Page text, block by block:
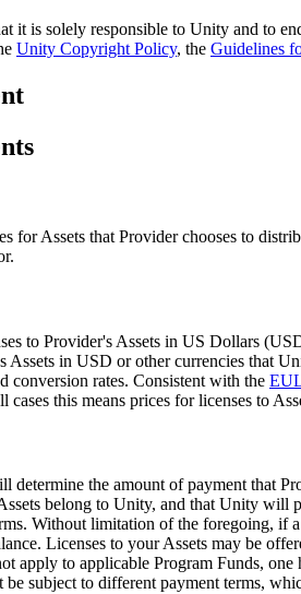
it is solely responsible to Unity and to
Unity Copyright Policy, the Guidelines
for Assets that Provider chooses to
to Provider's Assets in US Dollars
Assets in USD or other currencies that
conversion rates. Consistent with the
this means prices for licenses to
determine the amount of payment that
belong to Unity, and that Unity will
Without limitation of the foregoing,
Licenses to your Assets may be
apply to applicable Program Funds,
be subject to different payment terms,